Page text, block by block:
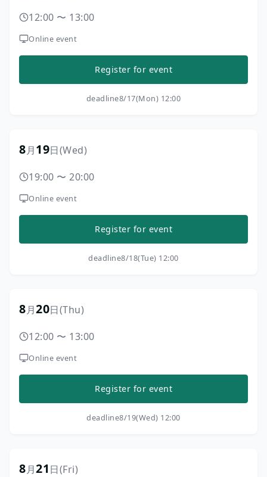
12:00 〜 13:00
Online event
Register for event
deadline8/17(Mon) 12:00
8月19日(Wed)
19:00 〜 20:00
Online event
Register for event
deadline8/18(Tue) 12:00
8月20日(Thu)
12:00 〜 13:00
Online event
Register for event
deadline8/19(Wed) 12:00
8月21日(Fri)